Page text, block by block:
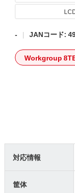
- JANコード:
Workgroup
対応情報
筐体